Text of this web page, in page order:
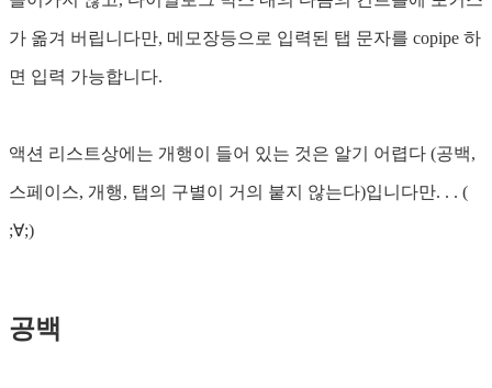
가 옮겨 버립니다만, 메모장등으로 입력된 탭 문자를 copipe 하
면 입력 가능합니다.
액션 리스트상에는 개행이 들어 있는 것은 알기 어렵다 (공백,
스페이스, 개행, 탭의 구별이 거의 붙지 않는다)입니다만. . . (
;∀;)
공백